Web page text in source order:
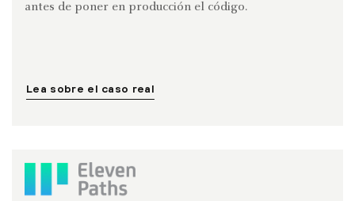
antes de poner en producción el código.
Lea sobre el caso real